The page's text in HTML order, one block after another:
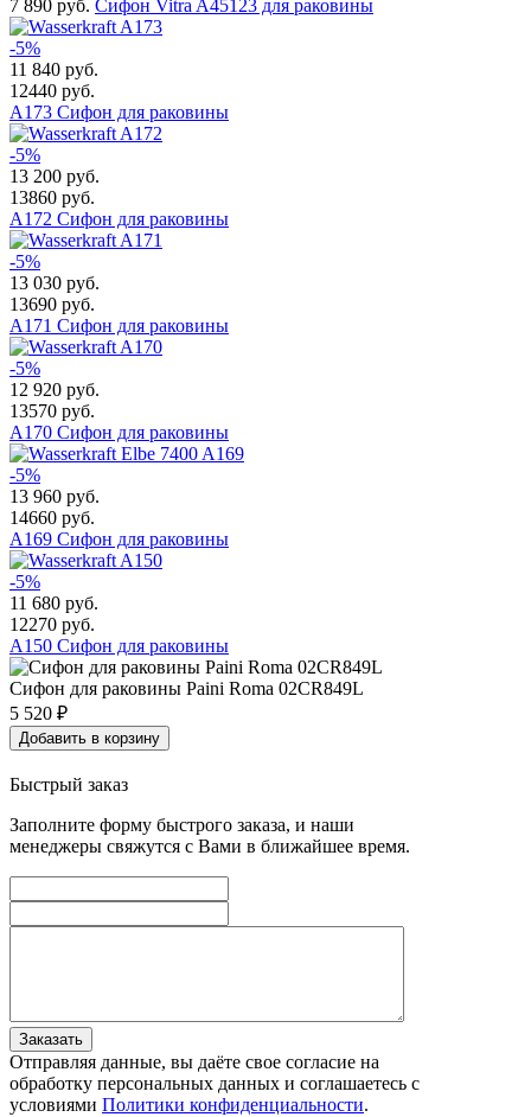
7 890 руб. Сифон Vitra A45123 для раковины
-5%
11 840 руб.
12440 руб.
A173 Сифон для раковины
-5%
13 200 руб.
13860 руб.
A172 Сифон для раковины
-5%
13 030 руб.
13690 руб.
A171 Сифон для раковины
-5%
12 920 руб.
13570 руб.
A170 Сифон для раковины
-5%
13 960 руб.
14660 руб.
A169 Сифон для раковины
-5%
11 680 руб.
12270 руб.
A150 Сифон для раковины
Сифон для раковины Paini Roma 02CR849L
5 520 ₽
Добавить в корзину
Быстрый заказ
Заполните форму быстрого заказа, и наши
менеджеры свяжутся с Вами в ближайшее время.
Заказать
Отправляя данные, вы даёте свое согласие на
обработку персональных данных и соглашаетесь с
условиями Политики конфиденциальности.